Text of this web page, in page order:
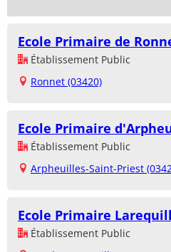
Ecole Primaire de
Établissement Public
Ronnet (03420)
Ecole Primaire
Établissement Public
Arpheuilles-Saint-Priest
Ecole Primaire
Établissement Public